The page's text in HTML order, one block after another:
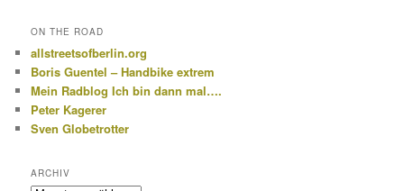
ON THE ROAD
allstreetsofberlin.org
Boris Guentel – Handbike extrem
Mein Radblog Ich bin dann mal….
Peter Kagerer
Sven Globetrotter
ARCHIV